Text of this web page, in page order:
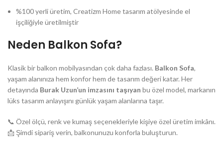
%100 yerli üretim, Creatizm Home tasarım atölyesinde el
işçiliğiyle üretilmiştir
Neden Balkon Sofa?
Klasik bir balkon mobilyasından çok daha fazlası. Balkon Sofa,
yaşam alanınıza hem konfor hem de tasarım değeri katar. Her
detayında Burak Uzun’un imzasını taşıyan bu özel model, markanın
lüks tasarım anlayışını günlük yaşam alanlarına taşır.
📞 Özel ölçü, renk ve kumaş seçenekleriyle kişiye özel üretim imkânı.
📩 Şimdi sipariş verin, balkonunuzu konforla buluşturun.